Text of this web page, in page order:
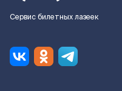
Сервис билетных лазеек